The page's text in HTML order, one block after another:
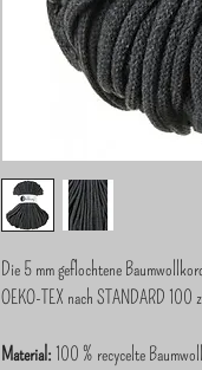
Die 5 mm geflochtene
OEKO-TEX nach STANDARD
Material: 100 % recycelte